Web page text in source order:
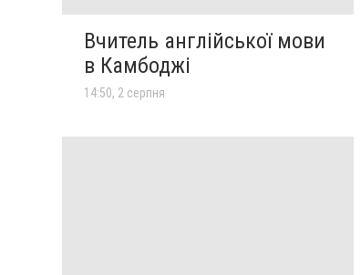
Вчитель англійської мови
в Камбоджі
14:50, 2 серпня